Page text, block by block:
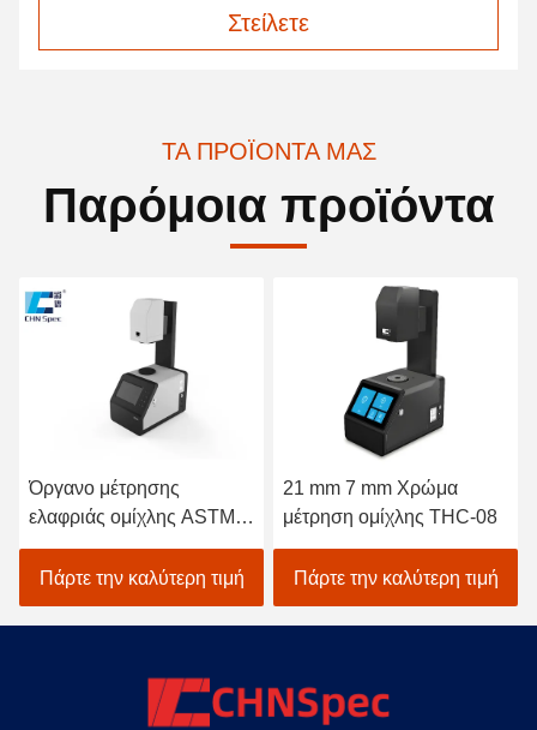
Στείλετε
ΤΑ ΠΡΟΪΌΝΤΑ ΜΑΣ
Παρόμοια προϊόντα
Όργανο μέτρησης
ελαφριάς ομίχλης ASTM
D1003
Πάρτε την καλύτερη τιμή
21 mm 7 mm Χρώμα
μέτρηση ομίχλης THC-08
Πάρτε την καλύτερη τιμή